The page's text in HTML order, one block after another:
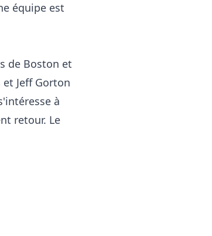
équipe est
de Boston et
Jeff Gorton
à
retour. Le